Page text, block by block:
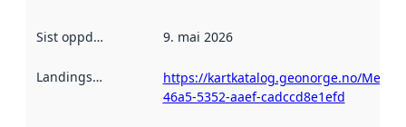
Sist oppdatert 9. mai 2026
Landingsside
https://kartkatalog.geonorge.no/
46a5-5352-aaef-cadccd8e1efd